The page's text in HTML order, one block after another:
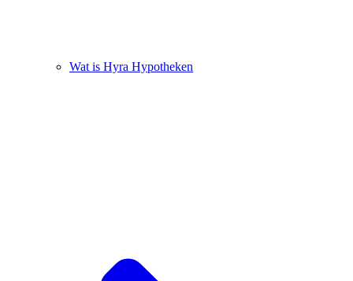
Wat is Hyra Hypotheken